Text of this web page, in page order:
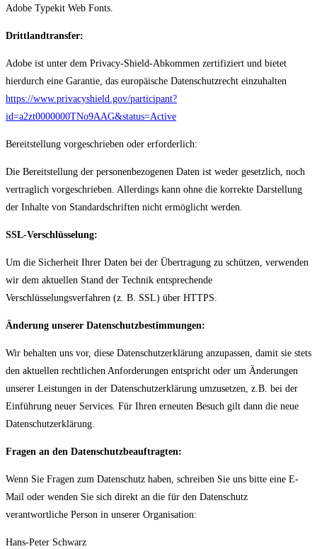
Adobe Typekit Web Fonts.
Drittlandtransfer:
Adobe ist unter dem Privacy-Shield-Abkommen zertifiziert und bietet
hierdurch eine Garantie, das europäische Datenschutzrecht einzuhalten
https://www.privacyshield.gov/participant?
id=a2zt0000000TNo9AAG&status=Active
Bereitstellung vorgeschrieben oder erforderlich:
Die Bereitstellung der personenbezogenen Daten ist weder gesetzlich, noch
vertraglich vorgeschrieben. Allerdings kann ohne die korrekte Darstellung
der Inhalte von Standardschriften nicht ermöglicht werden.
SSL-Verschlüsselung:
Um die Sicherheit Ihrer Daten bei der Übertragung zu schützen, verwenden
wir dem aktuellen Stand der Technik entsprechende
Verschlüsselungsverfahren (z. B. SSL) über HTTPS.
Änderung unserer Datenschutzbestimmungen:
Wir behalten uns vor, diese Datenschutzerklärung anzupassen, damit sie stets
den aktuellen rechtlichen Anforderungen entspricht oder um Änderungen
unserer Leistungen in der Datenschutzerklärung umzusetzen, z.B. bei der
Einführung neuer Services. Für Ihren erneuten Besuch gilt dann die neue
Datenschutzerklärung.
Fragen an den Datenschutzbeauftragten:
Wenn Sie Fragen zum Datenschutz haben, schreiben Sie uns bitte eine E-
Mail oder wenden Sie sich direkt an die für den Datenschutz
verantwortliche Person in unserer Organisation:
Hans-Peter Schwarz